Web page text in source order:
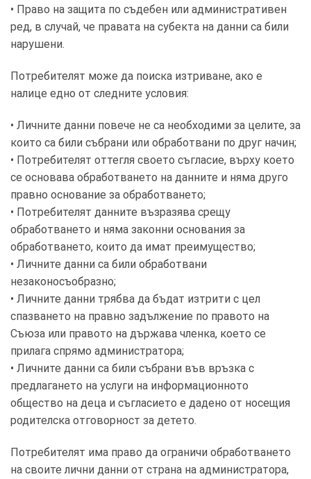
• Право на защита по съдебен или административен
ред, в случай, че правата на субекта на данни са били
нарушени.
Потребителят може да поиска изтриване, ако е
налице едно от следните условия:
• Личните данни повече не са необходими за целите, за
които са били събрани или обработвани по друг начин;
• Потребителят оттегля своето съгласие, върху което
се основава обработването на данните и няма друго
правно основание за обработването;
• Потребителят данните възразява срещу
обработването и няма законни основания за
обработването, които да имат преимущество;
• Личните данни са били обработвани
незаконосъобразно;
• Личните данни трябва да бъдат изтрити с цел
спазването на правно задължение по правото на
Съюза или правото на държава членка, което се
прилага спрямо администратора;
• Личните данни са били събрани във връзка с
предлагането на услуги на информационното
общество на деца и съгласието е дадено от носещия
родителска отговорност за детето.
Потребителят има право да ограничи обработването
на своите лични данни от страна на администратора,